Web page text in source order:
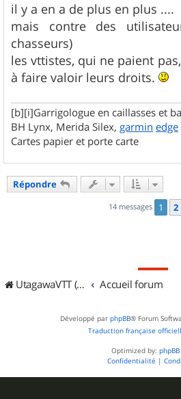
il y a en a de plus en plus ....
mais contre des
chasseurs)
les vttistes, qui ne paient
à faire valoir leurs droits.
[b][i]Garrigologue en caillasses et
BH Lynx, Merida Silex, garmin edge
Cartes papier et porte carte
Répondre
14 messages 1 2
UtagawaVTT (Randos VTT et VTTAE avec traces GPS) Accueil forum
Développé par phpBB® Forum
Traduction française
Optimized by: phpBB
Confidentialité |